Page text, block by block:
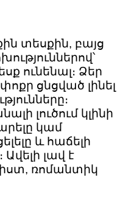
տեսքին, բայց
ունենալ։ Ձեր
ցնցված լինել
լուծում կլինի
կամ
և հաճելի
լավ է
ռոմանտիկ